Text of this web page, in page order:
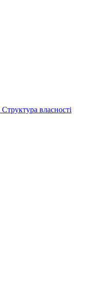
Структура власності